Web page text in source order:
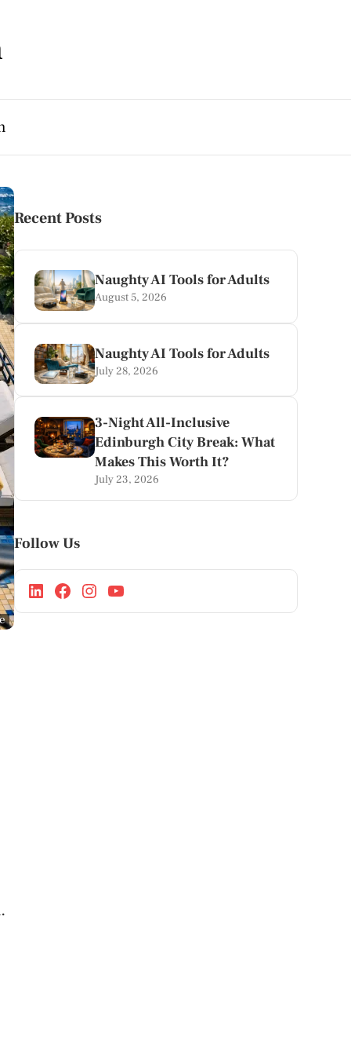
Recent Posts
Naughty AI Tools for Adults
August 5, 2026
Naughty AI Tools for Adults
July 28, 2026
3-Night All-Inclusive
Edinburgh City Break: What
Makes This Worth It?
July 23, 2026
Follow Us